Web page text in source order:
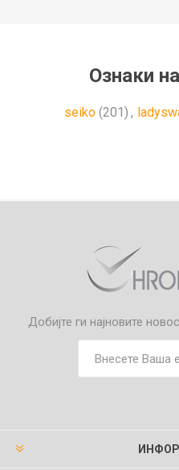
Ознаки
seiko (201) ,
Добијте ги најновите